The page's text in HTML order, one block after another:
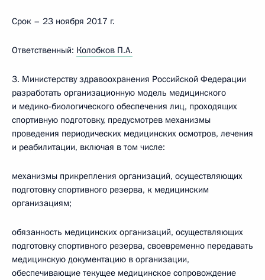
Срок – 23 ноября 2017 г.
Ответственный: Колобков П.А.
3. Министерству здравоохранения Российской Федерации
разработать организационную модель медицинского
и медико-биологического обеспечения лиц, проходящих
спортивную подготовку, предусмотрев механизмы
проведения периодических медицинских осмотров, лечения
и реабилитации, включая в том числе:
механизмы прикрепления организаций, осуществляющих
подготовку спортивного резерва, к медицинским
организациям;
обязанность медицинских организаций, осуществляющих
подготовку спортивного резерва, своевременно передавать
медицинскую документацию в организации,
обеспечивающие текущее медицинское сопровождение